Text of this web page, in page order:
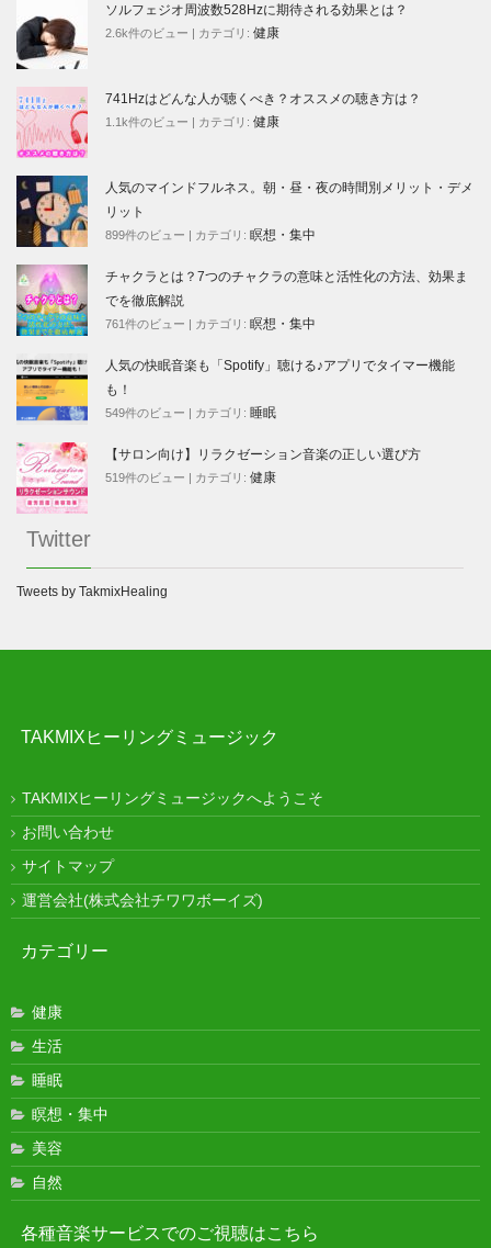
ソルフェジオ周波数528Hzに期待される効果とは？
2.6k件のビュー | カテゴリ: 健康
741Hzはどんな人が聴くべき？オススメの聴き方は？
1.1k件のビュー | カテゴリ: 健康
人気のマインドフルネス。朝・昼・夜の時間別メリット・デメ
リット
899件のビュー | カテゴリ: 瞑想・集中
チャクラとは？7つのチャクラの意味と活性化の方法、効果ま
でを徹底解説
761件のビュー | カテゴリ: 瞑想・集中
人気の快眠音楽も「Spotify」聴ける♪アプリでタイマー機能
も！
549件のビュー | カテゴリ: 睡眠
【サロン向け】リラクゼーション音楽の正しい選び方
519件のビュー | カテゴリ: 健康
Twitter
Tweets by TakmixHealing
TAKMIXヒーリングミュージック
TAKMIXヒーリングミュージックへようこそ
お問い合わせ
サイトマップ
運営会社(株式会社チワワボーイズ)
カテゴリー
健康
生活
睡眠
瞑想・集中
美容
自然
各種音楽サービスでのご視聴はこちら